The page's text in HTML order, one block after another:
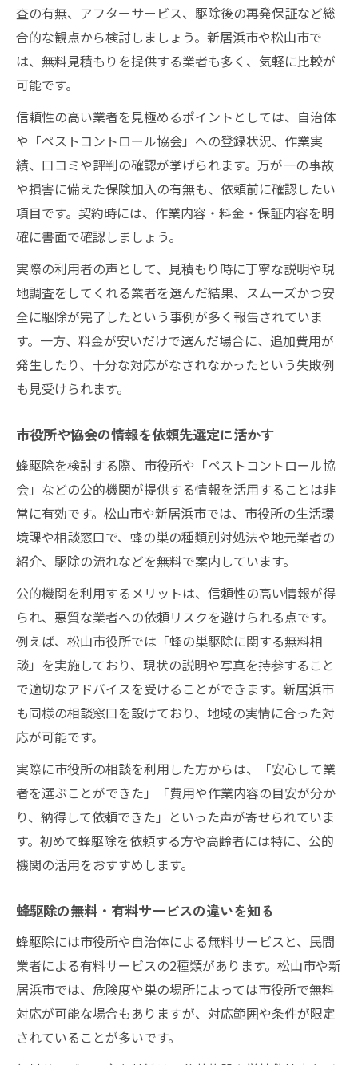
査の有無、アフターサービス、駆除後の再発保証など総
合的な観点から検討しましょう。新居浜市や松山市で
は、無料見積もりを提供する業者も多く、気軽に比較が
可能です。
信頼性の高い業者を見極めるポイントとしては、自治体
や「ペストコントロール協会」への登録状況、作業実
績、口コミや評判の確認が挙げられます。万が一の事故
や損害に備えた保険加入の有無も、依頼前に確認したい
項目です。契約時には、作業内容・料金・保証内容を明
確に書面で確認しましょう。
実際の利用者の声として、見積もり時に丁寧な説明や現
地調査をしてくれる業者を選んだ結果、スムーズかつ安
全に駆除が完了したという事例が多く報告されていま
す。一方、料金が安いだけで選んだ場合に、追加費用が
発生したり、十分な対応がなされなかったという失敗例
も見受けられます。
市役所や協会の情報を依頼先選定に活かす
蜂駆除を検討する際、市役所や「ペストコントロール協
会」などの公的機関が提供する情報を活用することは非
常に有効です。松山市や新居浜市では、市役所の生活環
境課や相談窓口で、蜂の巣の種類別対処法や地元業者の
紹介、駆除の流れなどを無料で案内しています。
公的機関を利用するメリットは、信頼性の高い情報が得
られ、悪質な業者への依頼リスクを避けられる点です。
例えば、松山市役所では「蜂の巣駆除に関する無料相
談」を実施しており、現状の説明や写真を持参すること
で適切なアドバイスを受けることができます。新居浜市
も同様の相談窓口を設けており、地域の実情に合った対
応が可能です。
実際に市役所の相談を利用した方からは、「安心して業
者を選ぶことができた」「費用や作業内容の目安が分か
り、納得して依頼できた」といった声が寄せられていま
す。初めて蜂駆除を依頼する方や高齢者には特に、公的
機関の活用をおすすめします。
蜂駆除の無料・有料サービスの違いを知る
蜂駆除には市役所や自治体による無料サービスと、民間
業者による有料サービスの2種類があります。松山市や新
居浜市では、危険度や巣の場所によっては市役所で無料
対応が可能な場合もありますが、対応範囲や条件が限定
されていることが多いです。